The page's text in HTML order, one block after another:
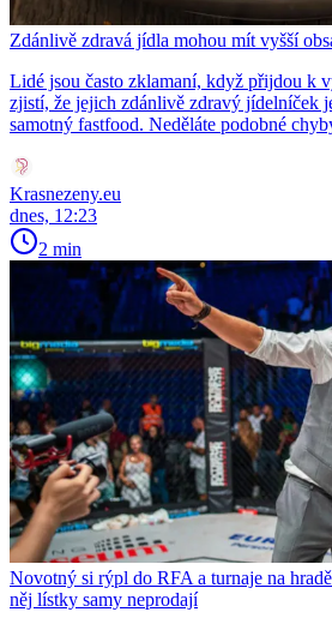
Zdánlivě zdravá jídla mohou mít vyšší
Lidé jsou často zklamaní, když přijdou k
zjistí, že jejich zdánlivě zdravý jídelníček
samotný fastfood. Neděláte podobné
Krasnezeny.eu
dnes, 12:23
2 min
Novotný si rýpl do RFA a turnaje na
něj lístky samy neprodají